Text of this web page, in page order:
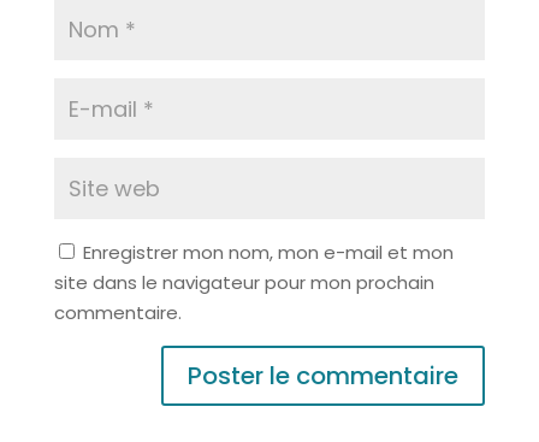
Enregistrer mon nom, mon e-mail et mon
site dans le navigateur pour mon prochain
commentaire.